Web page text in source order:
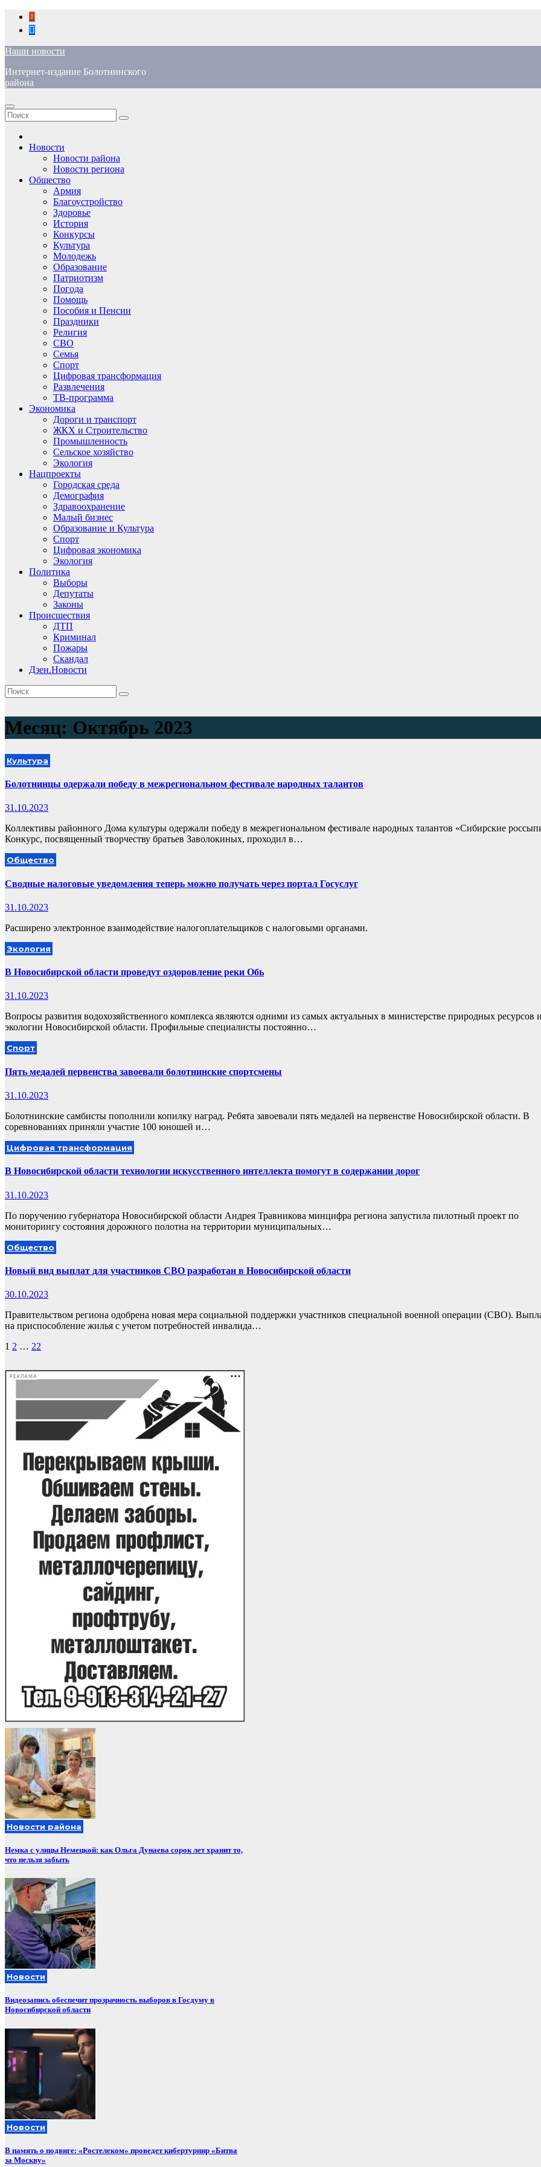
Перейти
содержимому
Наши новости
Интернет-издание Болотнинского
района
Новости
Новости района
Новости региона
Общество
Армия
Благоустройство
Здоровье
История
Конкурсы
Культура
Молодежь
Образование
Патриотизм
Погода
Помощь
Пособия и Пенсии
Праздники
Религия
СВО
Семья
Спорт
Цифровая трансформация
Развлечения
ТВ-программа
Экономика
Дороги и транспорт
ЖКХ и Строительство
Промышленность
Сельское хозяйство
Экология
Нацпроекты
Городская среда
Демография
Здравоохранение
Малый бизнес
Образование и Культура
Спорт
Цифровая экономика
Экология
Политика
Выборы
Депутаты
Законы
Происшествия
ДТП
Криминал
Пожары
Скандал
Дзен.Новости
Месяц: Октябрь 2023
Культура
Болотнинцы одержали победу в межрегиональном фестивале народных талантов
31.10.2023
Коллективы районного Дома культуры одержали победу в межрегиональном фестивале народных талантов «Сибирские
Конкурс, посвященный творчеству братьев Заволокиных, проходил в…
Общество
Сводные налоговые уведомления теперь можно получать через портал Госуслуг
31.10.2023
Расширено электронное взаимодействие налогоплательщиков с налоговыми органами.
Экология
В Новосибирской области проведут оздоровление реки Обь
31.10.2023
Вопросы развития водохозяйственного комплекса являются одними из самых актуальных в министерстве природных ресурсов
экологии Новосибирской области. Профильные специалисты постоянно…
Спорт
Пять медалей первенства завоевали болотнинские спортсмены
31.10.2023
Болотнинские самбисты пополнили копилку наград. Ребята завоевали пять медалей на первенстве Новосибирской области. В
соревнованиях приняли участие 100 юношей и…
Цифровая трансформация
В Новосибирской области технологии искусственного интеллекта помогут в содержании дорог
31.10.2023
По поручению губернатора Новосибирской области Андрея Травникова минцифра региона запустила пилотный проект по
мониторингу состояния дорожного полотна на территории муниципальных…
Общество
Новый вид выплат для участников СВО разработан в Новосибирской области
30.10.2023
Правительством региона одобрена новая мера социальной поддержки участников специальной военной операции (СВО).
на приспособление жилья с учетом потребностей инвалида…
Пагинация
1 2 … 22
РЕКЛАМА
Новости района
Немка с улицы Немецкой: как Ольга Дунаева сорок лет хранит то,
что нельзя забыть
Новости
Видеозапись обеспечит прозрачность выборов в Госдуму в
Новосибирской области
Новости
В память о подвиге: «Ростелеком» проведет кибертурнир «Битва
за Москву»